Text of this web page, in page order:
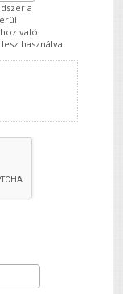
a
való
használva.